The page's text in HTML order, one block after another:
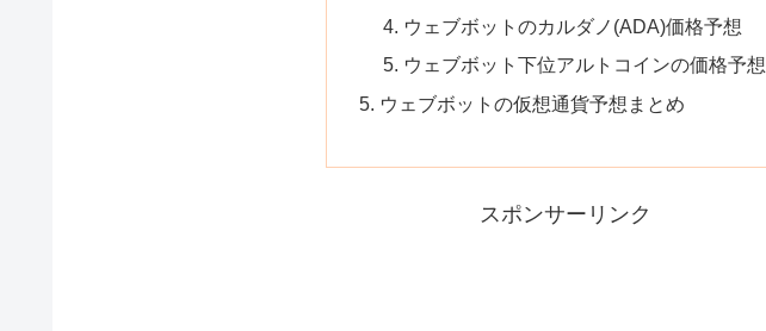
ウェブボットのカルダノ(ADA)価格予想
ウェブボット下位アルトコインの価格予想
ウェブボットの仮想通貨予想まとめ
スポンサーリンク